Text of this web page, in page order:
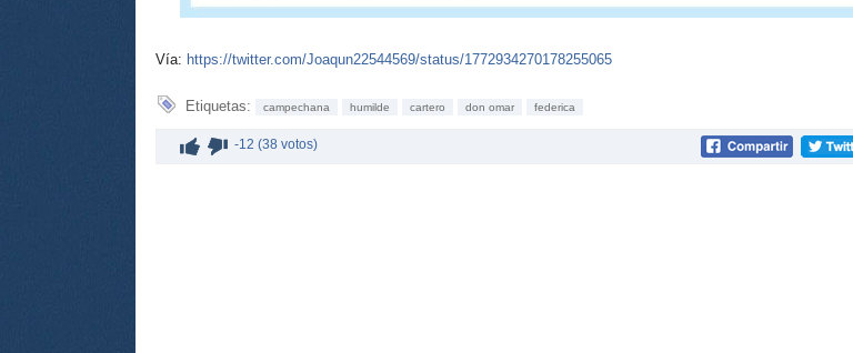
Vía: https://twitter.com/Joaqun22544569/status/1772934270178255065
Etiquetas: campechana humilde cartero don omar federica
-12 (38 votos)